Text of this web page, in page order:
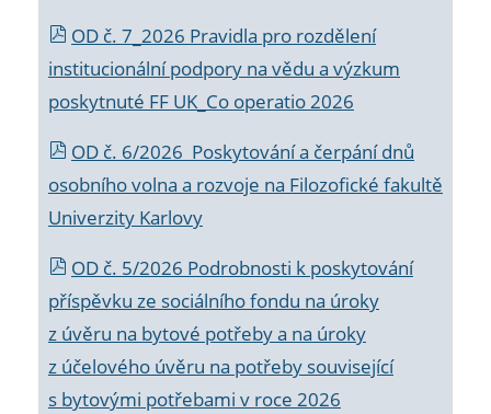
OD č. 7_2026 Pravidla pro rozdělení
institucionální podpory na vědu a výzkum
poskytnuté FF UK_Co operatio 2026
OD č. 6/2026 Poskytování a čerpání dnů
osobního volna a rozvoje na Filozofické fakultě
Univerzity Karlovy
OD č. 5/2026 Podrobnosti k poskytování
příspěvku ze sociálního fondu na úroky
z úvěru na bytové potřeby a na úroky
z účelového úvěru na potřeby související
s bytovými potřebami v roce 2026